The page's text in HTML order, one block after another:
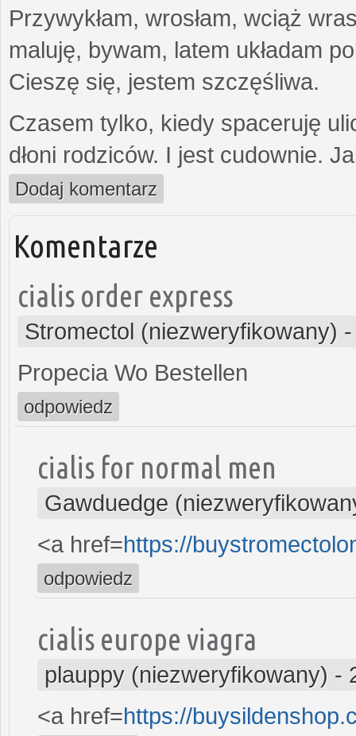
Przywykłam, wrosłam, wciąż
maluję, bywam, latem układam
Cieszę się, jestem szczęśliwa.
Czasem tylko, kiedy spaceruję
dłoni rodziców. I jest cudownie.
Dodaj komentarz
Komentarze
cialis order express
Stromectol (niezweryfikowany)
Propecia Wo Bestellen
odpowiedz
cialis for normal men
Gawduedge
<a href=https://
odpowiedz
cialis europe viagra
plauppy (niezweryfikowany) -
<a href=https://